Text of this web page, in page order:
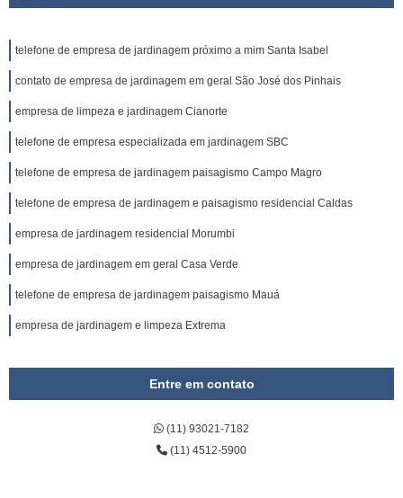
telefone de empresa de jardinagem próximo a mim Santa Isabel
contato de empresa de jardinagem em geral São José dos Pinhais
empresa de limpeza e jardinagem Cianorte
telefone de empresa especializada em jardinagem SBC
telefone de empresa de jardinagem paisagismo Campo Magro
telefone de empresa de jardinagem e paisagismo residencial Caldas
empresa de jardinagem residencial Morumbi
empresa de jardinagem em geral Casa Verde
telefone de empresa de jardinagem paisagismo Mauá
empresa de jardinagem e limpeza Extrema
Entre em contato
(11) 93021-7182
(11) 4512-5900